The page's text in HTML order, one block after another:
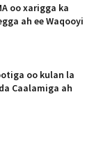
oo xarigga ka
ah ee Waqooyi
oo kulan la
Caalamiga ah